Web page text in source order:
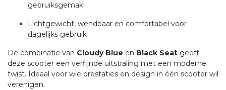
gebruiksgemak
Lichtgewicht, wendbaar en comfortabel voor
dagelijks gebruik
De combinatie van Cloudy Blue en Black Seat geeft
deze scooter een verfijnde uitstraling met een moderne
twist. Ideaal voor wie prestaties en design in één scooter wil
verenigen.